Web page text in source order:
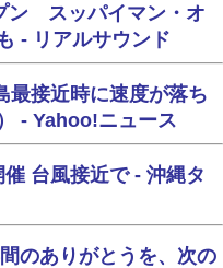
ン スッパイマン・オ
- リアルサウンド
最接近時に速度が落ち
- Yahoo!ニュース
台風接近で - 沖縄タ
のありがとうを、次の